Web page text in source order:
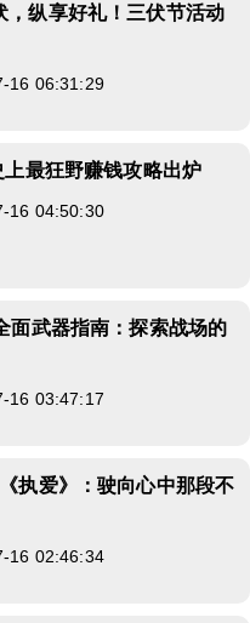
，纵享好礼！三伏节活动
16 06:31:29
最狂野赚钱攻略出炉
16 04:50:30
面武器指南：探索战场的
16 03:47:17
执爱》：驶向心中那段不
16 02:46:34